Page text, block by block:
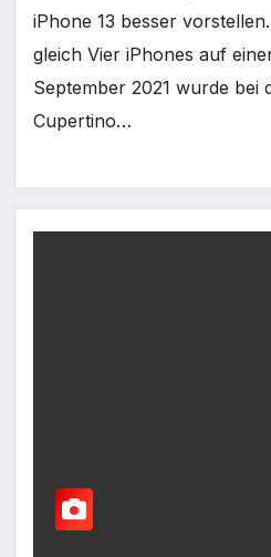
iPhone 13 besser
gleich Vier iPhones auf
September 2021 wurde bei
Cupertino…